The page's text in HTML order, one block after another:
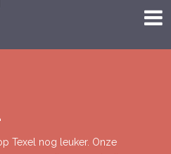
Texel nog leuker. Onze